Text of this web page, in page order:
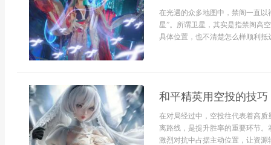
在光遇的众多地图中，禁阁一直
星”。所谓卫星，其实是指禁阁高
具体位置，也不清楚怎么样顺利抵
和平精英用空投的技巧
在对局经过中，空投往代表着高
离路线，是提升胜率的重要环节
激烈对抗中占据主动位置，让资